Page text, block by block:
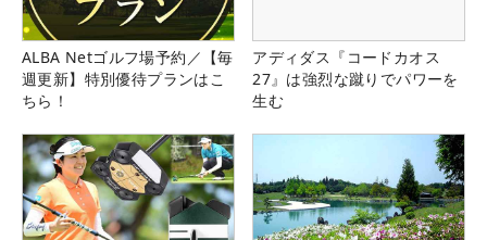
ALBA Netゴルフ場予約／【毎
週更新】特別優待プランはこ
ちら！
アディダス『コードカオス
27』は強烈な蹴りでパワーを
生む